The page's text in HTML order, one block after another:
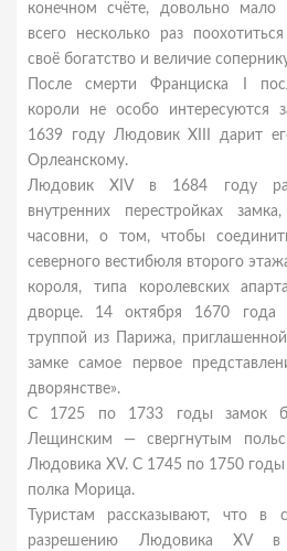
конечном счёте, довольно
всего несколько раз
своё богатство и величие
После смерти Франциска I
короли не особо интересуются
1639 году Людовик XIII дарит
Орлеанскому.
Людовик XIV в 1684 году
внутренних перестройках
часовни, о том, чтобы
северного вестибюля второго
короля, типа королевских
дворце. 14 октября 1670 года
труппой из Парижа,
замке самое первое
дворянстве».
С 1725 по 1733 годы замок
Лещинским — свергнутым
Людовика XV. С 1745 по 1750
полка Морица.
Туристам рассказывают, что в
разрешению Людовика XV в